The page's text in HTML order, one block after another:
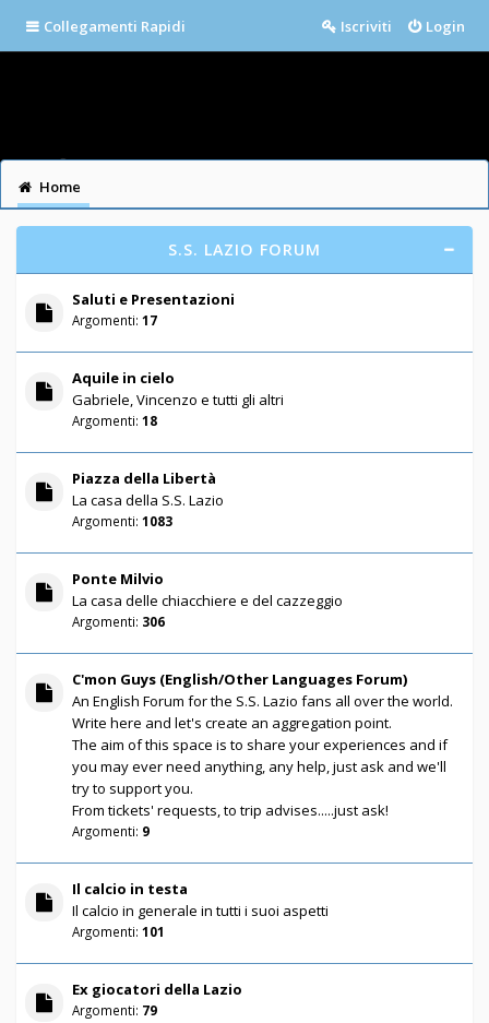
Collegamenti Rapidi Login
Iscriviti
Home
S.S. LAZIO FORUM
Saluti e Presentazioni
Argomenti: 17
Aquile in cielo
Gabriele, Vincenzo e tutti gli altri
Argomenti: 18
Piazza della Libertà
La casa della S.S. Lazio
Argomenti: 1083
Ponte Milvio
La casa delle chiacchiere e del cazzeggio
Argomenti: 306
C'mon Guys (English/Other Languages Forum)
An English Forum for the S.S. Lazio fans all over the world.
Write here and let's create an aggregation point.
The aim of this space is to share your experiences and if
you may ever need anything, any help, just ask and we'll
try to support you.
From tickets' requests, to trip advises.....just ask!
Argomenti: 9
Il calcio in testa
Il calcio in generale in tutti i suoi aspetti
Argomenti: 101
Ex giocatori della Lazio
Argomenti: 79